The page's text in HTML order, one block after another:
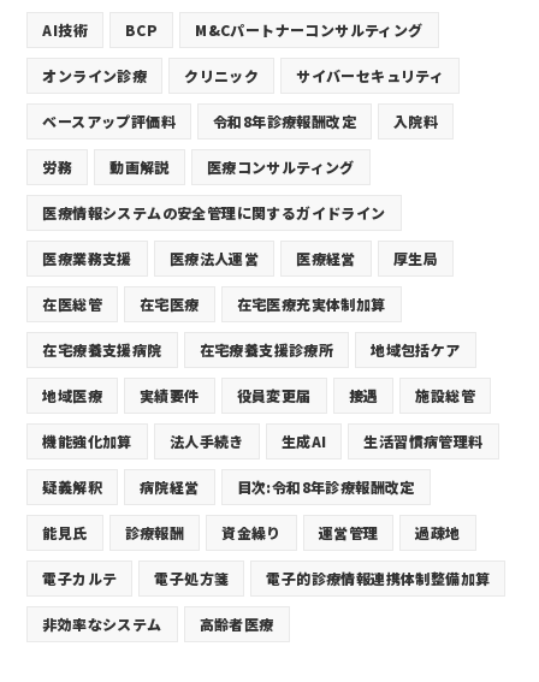
AI技術 BCP M&Cパートナーコンサルティング
オンライン診療 クリニック サイバーセキュリティ
ベースアップ評価料 令和8年診療報酬改定 入院料
労務 動画解説 医療コンサルティング
医療情報システムの安全管理に関するガイドライン
医療業務支援 医療法人運営 医療経営 厚生局
在医総管 在宅医療 在宅医療充実体制加算
在宅療養支援病院 在宅療養支援診療所 地域包括ケア
地域医療 実績要件 役員変更届 接遇 施設総管
機能強化加算 法人手続き 生成AI 生活習慣病管理料
疑義解釈 病院経営 目次:令和8年診療報酬改定
能見氏 診療報酬 資金繰り 運営管理 過疎地
電子カルテ 電子処方箋 電子的診療情報連携体制整備加算
非効率なシステム 高齢者医療